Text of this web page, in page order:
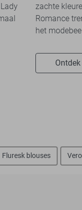
zachte
Romance
het
Fluresk blouses